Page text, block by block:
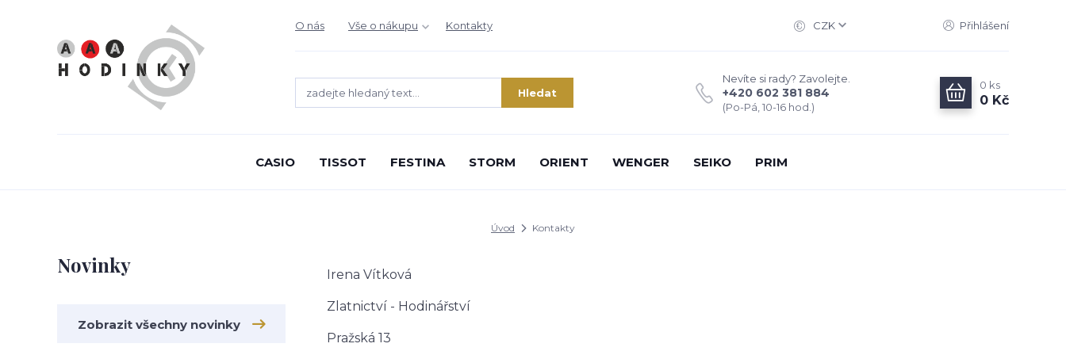
O nás Vše o nákupu Kontakty CZK Přihlášení
Hledat
Nevíte si rady? Zavolejte.
+420 602 381 884
(Po-Pá, 10-16 hod.)
0 ks
0 Kč
CASIO TISSOT FESTINA STORM ORIENT WENGER SEIKO PRIM
Úvod Kontakty
Novinky
Zobrazit všechny novinky
Irena Vítková
Zlatnictví - Hodinářství
Pražská 13